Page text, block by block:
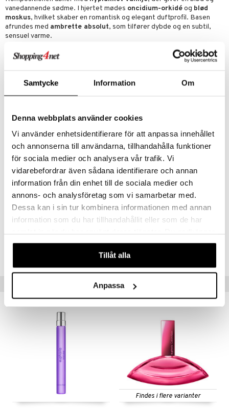
Samtycke Information Om
Denna webbplats använder cookies
Vi använder enhetsidentifierare för att anpassa innehållet
och annonserna till användarna, tillhandahålla funktioner
för sociala medier och analysera vår trafik. Vi
vidarebefordrar även sådana identifierare och annan
information från din enhet till de sociala medier och
annons- och analysföretag som vi samarbetar med.
Dessa kan i sin tur kombinera informationen med annan
information som du har tillhandahållit eller som de har
våra cookies vid fortsatt användande av vår webbplats.
Tillåt alla
Anpassa
vanedannende sødme. I hjertet mødes oncidium-orkidéog blød
moskus, hvilket skaber en romantisk og elegant duftprofil. Basen
afrundes med ambrette absolut, som tilfører dybde og en subtil,
sensuel varme.
høje parfume koncentration på 28 %
leverer denne
parfume enintens og langvarig duftoplevelse
trods sit kompakte
løbet af dagen.
Travel Spray-format
– perfekt til rejse og håndtaske
Høj koncentration for langvarig holdbarhed
Perfekt både til hverdag og aften
Duftnoter:
Topnote:Nyplukket vanilje
Hjertenoter:Oncidium-orkidé, moskus
Basenote: Ambrette absolut
Tips til dig
Findes i flere varianter